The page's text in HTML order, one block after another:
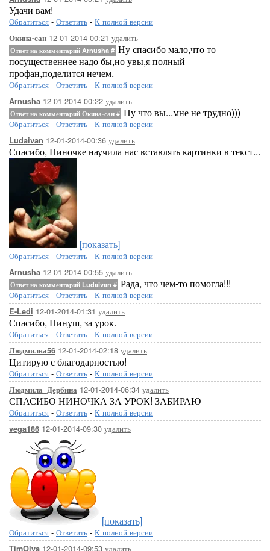
Удачи вам!
Обратиться - Ответить - К полной версии
Окина-сан 12-01-2014-00:21 удалить
Ответ на комментарий Arnusha # Ну спасибо мало,что то
посущественнее надо бы,но увы,я полный
профан,поделится нечем.
Обратиться - Ответить - К полной версии
Arnusha 12-01-2014-00:22 удалить
Ответ на комментарий Окина-сан # Ну что вы...мне не трудно)))
Обратиться - Ответить - К полной версии
Ludaivan 12-01-2014-00:36 удалить
Спасибо, Ниночке научила нас вставлять картинки в текст...
[показать]
Обратиться - Ответить - К полной версии
Arnusha 12-01-2014-00:55 удалить
Ответ на комментарий Ludaivan # Рада, что чем-то помогла!!!
Обратиться - Ответить - К полной версии
E-Ledi 12-01-2014-01:31 удалить
Спасибо, Нинуш, за урок.
Обратиться - Ответить - К полной версии
Людмилка56 12-01-2014-02:18 удалить
Цитирую с благодарностью!
Обратиться - Ответить - К полной версии
Людмила_Дербина 12-01-2014-06:34 удалить
СПАСИБО НИНОЧКА ЗА УРОК! ЗАБИРАЮ
Обратиться - Ответить - К полной версии
vega186 12-01-2014-09:30 удалить
[показать]
Обратиться - Ответить - К полной версии
TimOlya 12-01-2014-09:53 удалить